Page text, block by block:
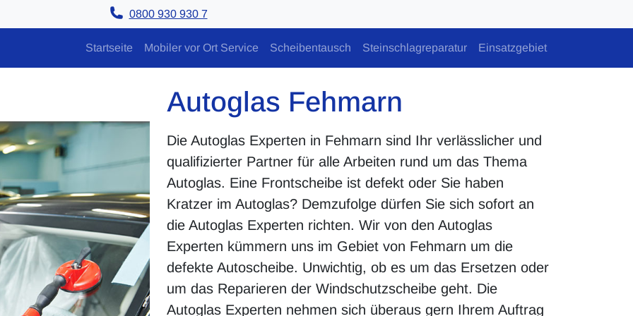
0800 930 930 7
Startseite Mobiler vor Ort Service Scheibentausch Steinschlagreparatur Einsatzgebiet
Autoglas Fehmarn
Die Autoglas Experten in Fehmarn sind Ihr verlässlicher und
qualifizierter Partner für alle Arbeiten rund um das Thema
Autoglas. Eine Frontscheibe ist defekt oder Sie haben
Kratzer im Autoglas? Demzufolge dürfen Sie sich sofort an
die Autoglas Experten richten. Wir von den Autoglas
Experten kümmern uns im Gebiet von Fehmarn um die
defekte Autoscheibe. Unwichtig, ob es um das Ersetzen oder
um das Reparieren der Windschutzscheibe geht. Die
Autoglas Experten nehmen sich überaus gern Ihrem Auftrag